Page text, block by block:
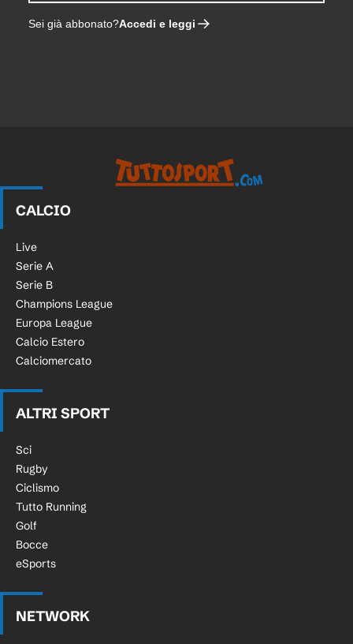
Sei già abbonato?Accedi e leggi
CALCIO
Live
Serie A
Serie B
Champions League
Europa League
Calcio Estero
Calciomercato
ALTRI SPORT
Sci
Rugby
Ciclismo
Tutto Running
Golf
Bocce
eSports
NETWORK